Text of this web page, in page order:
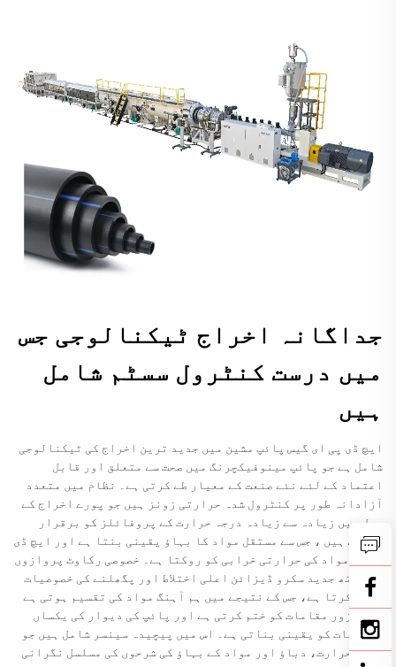
جداگانہ اخراج ٹیکنالوجی جس
میں درست کنٹرول سسٹم شامل
ہیں
ایچ ڈی پی ای گیس پائپ مشین میں جدید ترین اخراج کی ٹیکنالوجی
شامل ہے جو پائپ مینوفیکچرنگ میں صحت سے متعلق اور قابل
اعتماد کے لئے نئے صنعت کے معیار طے کرتی ہے۔ نظام میں متعدد
آزادانہ طور پر کنٹرول شدہ حرارتی زونز ہیں جو پورے اخراج کے
عمل میں زیادہ سے زیادہ درجہ حرارت کے پروفائلز کو برقرار
رکھتے ہیں ، جس سے مستقل مواد کا بہاؤ یقینی بنتا ہے اور ایچ ڈی
پی ای مواد کی حرارتی خرابی کو روکتا ہے۔ خصوصی رکاوٹ پروازوں
کے ساتھ جدید سکرو ڈیزائن اعلی اختلاط اور پگھلنے کی خصوصیات
پیدا کرتا ہے، جس کے نتیجے میں ہم آہنگ مواد کی تقسیم ہوتی ہے
جو کمزور مقامات کو ختم کرتی ہے اور پائپ کی دیوار کی یکساں
خصوصیات کو یقینی بناتی ہے۔ اس میں پیچیدہ سینسر شامل ہیں جو
درجہ حرارت، دباؤ اور مواد کے بہاؤ کی شرحوں کی مسلسل نگرانی